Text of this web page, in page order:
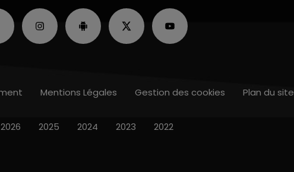
Mentions Légales Gestion des cookies Plan du site
2026 2025 2024 2023 2022